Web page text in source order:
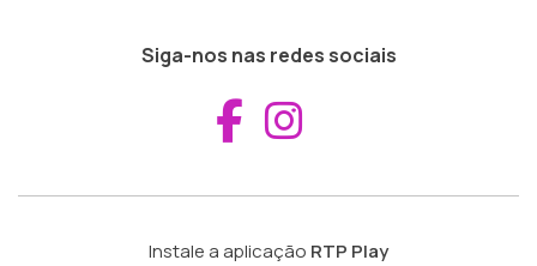
Siga-nos nas redes sociais
Aceder ao
Instale a aplicação RTP Play